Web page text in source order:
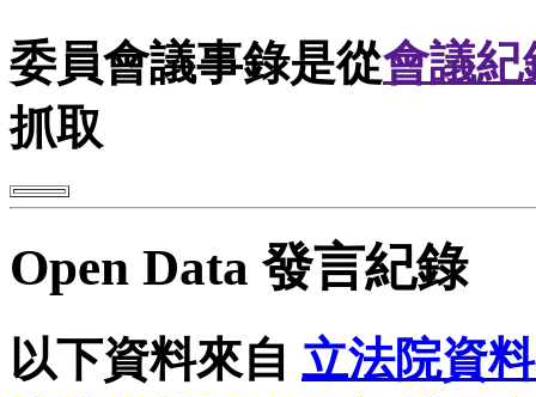
委員會議事錄是從會議紀
抓取
Open Data 發言紀錄
以下資料來自 立法院資